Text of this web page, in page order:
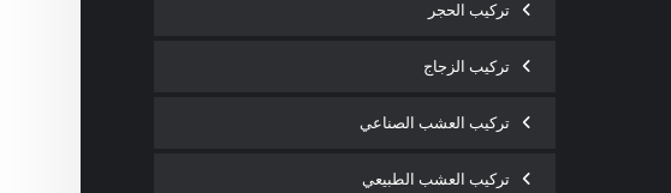
تركيب الحجر
تركيب الزجاج
تركيب العشب الصناعي
تركيب العشب الطبيعي